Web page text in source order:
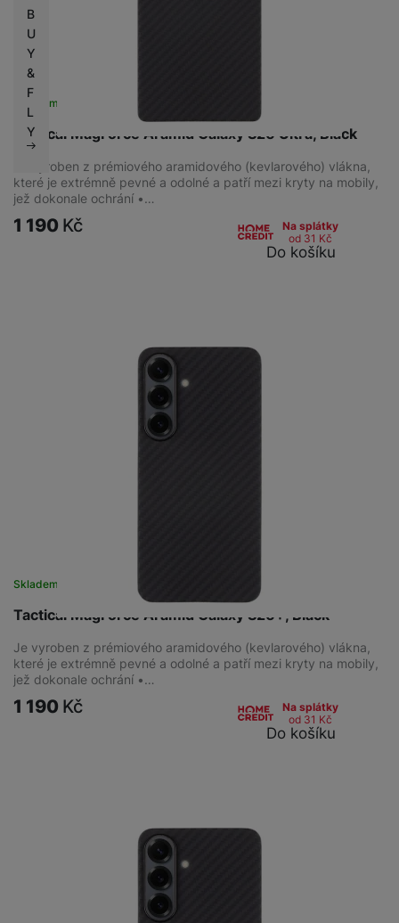
B
U
Y
&
F
L
Y
Tactical MagForce Aramid Galaxy S26 Ultra, Black
Skladem
Je vyroben z prémiového aramidového (kevlarového) vlákna,
které je extrémně pevné a odolné a patří mezi kryty na mobily,
jež dokonale ochrání •…
1 190 Kč
Na splátky
od 31 Kč
Do košíku
Tactical MagForce Aramid Galaxy S26+, Black
Skladem
Je vyroben z prémiového aramidového (kevlarového) vlákna,
které je extrémně pevné a odolné a patří mezi kryty na mobily,
jež dokonale ochrání •…
1 190 Kč
Na splátky
od 31 Kč
Do košíku